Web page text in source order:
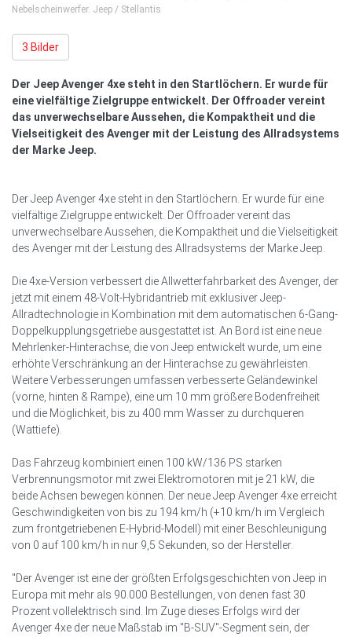
Nebelscheinwerfer. Jeep / Stellantis
3 Bilder
Der Jeep Avenger 4xe steht in den Startlöchern. Er wurde für
eine vielfältige Zielgruppe entwickelt. Der Offroader vereint
das unverwechselbare Aussehen, die Kompaktheit und die
Vielseitigkeit des Avenger mit der Leistung des Allradsystems
der Marke Jeep.
Der Jeep Avenger 4xe steht in den Startlöchern. Er wurde für eine
vielfältige Zielgruppe entwickelt. Der Offroader vereint das
unverwechselbare Aussehen, die Kompaktheit und die Vielseitigkeit
des Avenger mit der Leistung des Allradsystems der Marke Jeep.
Die 4xe-Version verbessert die Allwetterfahrbarkeit des Avenger, der
jetzt mit einem 48-Volt-Hybridantrieb mit exklusiver Jeep-
Allradtechnologie in Kombination mit dem automatischen 6-Gang-
Doppelkupplungsgetriebe ausgestattet ist. An Bord ist eine neue
Mehrlenker-Hinterachse, die von Jeep entwickelt wurde, um eine
erhöhte Verschränkung an der Hinterachse zu gewährleisten.
Weitere Verbesserungen umfassen verbesserte Geländewinkel
(vorne, hinten & Rampe), eine um 10 mm größere Bodenfreiheit
und die Möglichkeit, bis zu 400 mm Wasser zu durchqueren
(Wattiefe).
Das Fahrzeug kombiniert einen 100 kW/136 PS starken
Verbrennungsmotor mit zwei Elektromotoren mit je 21 kW, die
beide Achsen bewegen können. Der neue Jeep Avenger 4xe erreicht
Geschwindigkeiten von bis zu 194 km/h (+10 km/h im Vergleich
zum frontgetriebenen E-Hybrid-Modell) mit einer Beschleunigung
von 0 auf 100 km/h in nur 9,5 Sekunden, so der Hersteller.
"Der Avenger ist eine der größten Erfolgsgeschichten von Jeep in
Europa mit mehr als 90.000 Bestellungen, von denen fast 30
Prozent vollelektrisch sind. Im Zuge dieses Erfolgs wird der
Avenger 4xe der neue Maßstab im "B-SUV"-Segment sein, der